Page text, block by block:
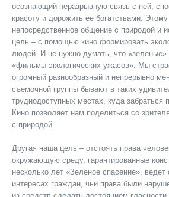
осознающий неразрывную связь с ней,
красоту и дорожить ее богатствами.
непосредственное общение с природой и
цель – с помощью кино формировать
людей. И не нужно думать, что «зеленые»
«фильмы экологических ужасов». Мы
огромный разнообразный и непрерывно
съемочной группы бывают в таких
труднодоступных местах, куда забраться
Кино позволяет нам поделиться со
с природой.
Другая наша цель – отстоять права
окружающую среду, гарантированные
несколько лет «Зеленое спасение»,
интересах граждан, чьи права были